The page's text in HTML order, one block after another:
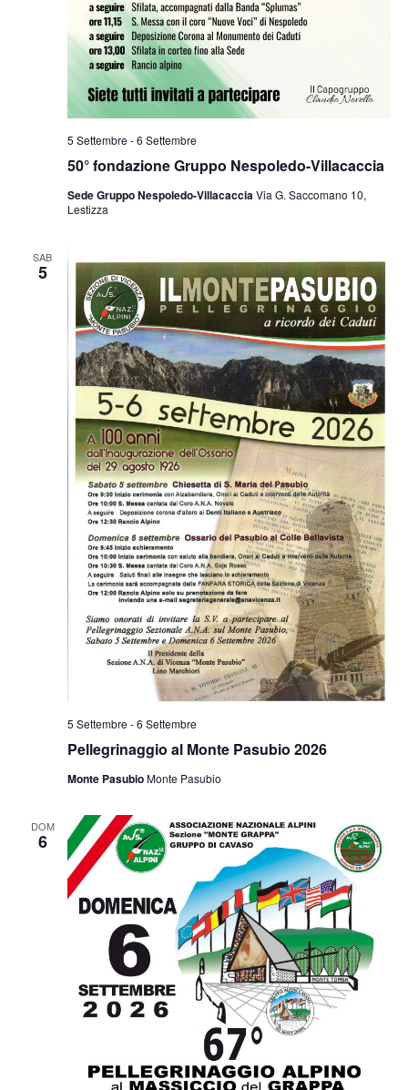
50° fondazione Gruppo Nespoledo-Villacaccia
5 Settembre -6 Settembre
Sede Gruppo Nespoledo-VillacacciaVia G. Saccomano 10,
Lestizza
SAB
5
Pellegrinaggio al Monte Pasubio 2026
5 Settembre -6 Settembre
Monte PasubioMonte Pasubio
DOM
6